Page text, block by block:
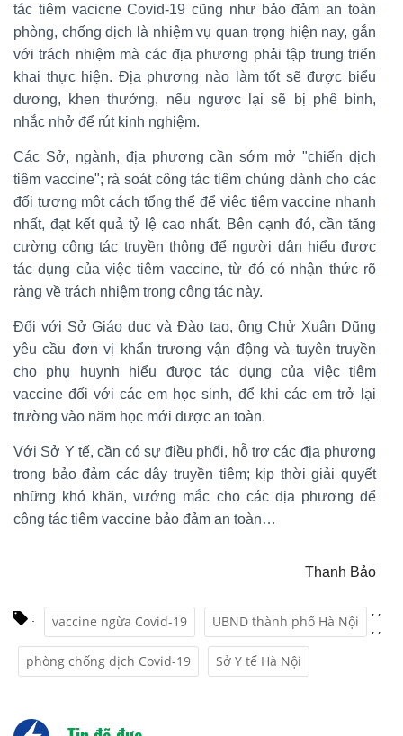
tác tiêm vacicne Covid-19 cũng như bảo đảm an toàn
phòng, chống dịch là nhiệm vụ quan trọng hiện nay, gắn
với trách nhiệm mà các địa phương phải tập trung triển
khai thực hiện. Địa phương nào làm tốt sẽ được biểu
dương, khen thưởng, nếu ngược lại sẽ bị phê bình,
nhắc nhở để rút kinh nghiệm.
Các Sở, ngành, địa phương cần sớm mở "chiến dịch
tiêm vaccine"; rà soát công tác tiêm chủng dành cho các
đối tượng một cách tổng thể để việc tiêm vaccine nhanh
nhất, đạt kết quả tỷ lệ cao nhất. Bên cạnh đó, cần tăng
cường công tác truyền thông để người dân hiểu được
tác dụng của việc tiêm vaccine, từ đó có nhận thức rõ
ràng về trách nhiệm trong công tác này.
Đối với Sở Giáo dục và Đào tạo, ông Chử Xuân Dũng
yêu cầu đơn vị khẩn trương vận động và tuyên truyền
cho phụ huynh hiểu được tác dụng của việc tiêm
vaccine đối với các em học sinh, để khi các em trở lại
trường vào năm học mới được an toàn.
Với Sở Y tế, cần có sự điều phối, hỗ trợ các địa phương
trong bảo đảm các dây truyền tiêm; kịp thời giải quyết
những khó khăn, vướng mắc cho các địa phương để
công tác tiêm vaccine bảo đảm an toàn…
Thanh Bảo
: vaccine ngừa Covid-19
,
UBND thành phố Hà Nội
,
phòng chống dịch Covid-19
,
Sở Y tế Hà Nội
,